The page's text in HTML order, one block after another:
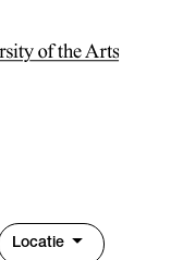
Locatie